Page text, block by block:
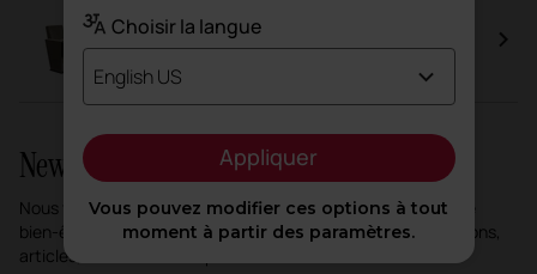
Audit
Newsletter et réseaux sociaux
Nous vous expliquons comment les espaces redéfinissent le
bien-être, la créativité et la productivité : nouvelles collections,
articles, événements et plus encore.
Choisir la langue
English US
Appliquer
Vous pouvez modifier ces options à tout
moment à partir des paramètres.